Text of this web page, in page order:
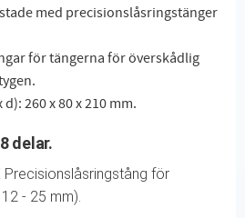
med precisionslåsringstänger
för tängerna för överskådlig
260 x 80 x 210 mm.
delar.
Precisionslåsringstång för
- 25 mm).